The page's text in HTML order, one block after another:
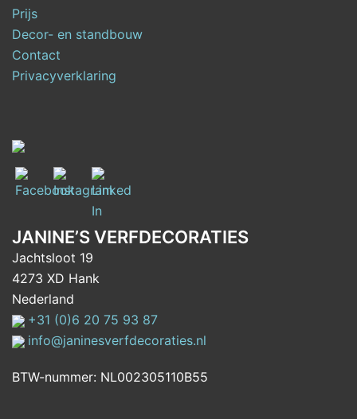
Prijs
Decor- en standbouw
Contact
Privacyverklaring
JANINE’S VERFDECORATIES
Jachtsloot 19
4273 XD Hank
Nederland
+31 (0)6 20 75 93 87
info@janinesverfdecoraties.nl
BTW-nummer: NL002305110B55